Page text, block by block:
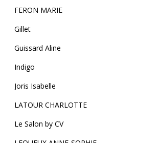
FERON MARIE
Gillet
Guissard Aline
Indigo
Joris Isabelle
LATOUR CHARLOTTE
Le Salon by CV